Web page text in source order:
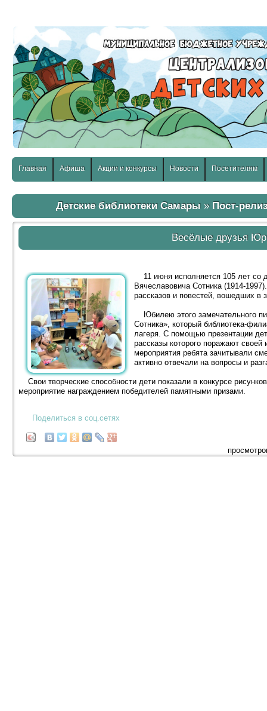
Главная Афиша Акции и конкурсы Новости Посетителям
Детские библиотеки Самары» Пост-
Весёлые друзья
11 июня исполняется 105 лет со
Вячеславовича Сотника (1914-
рассказов и повестей, вошедших в
Юбилею этого замечательного
Сотника», который библиотека-
лагеря. С помощью презентации
рассказы которого поражают
мероприятия ребята зачитывали
активно отвечали на вопросы и
Свои творческие способности дети показали в конкурсе
мероприятие награждением победителей памятными призами.
Поделиться в соц.сетях